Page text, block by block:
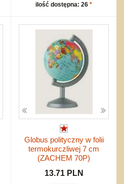
ilość dostępna: 26 *
Globus polityczny w folii
termokurczliwej 7 cm
(ZACHEM 70P)
13.71 PLN